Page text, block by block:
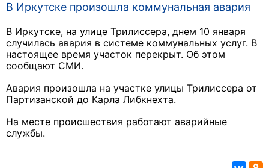
В Иркутске произошла коммунальная авария
В Иркутске, на улице Трилиссера, днем 10 января
случилась авария в системе коммунальных услуг. В
настоящее время участок перекрыт. Об этом
сообщают СМИ.
Авария произошла на участке улицы Трилиссера от
Партизанской до Карла Либкнехта.
На месте происшествия работают аварийные
службы.